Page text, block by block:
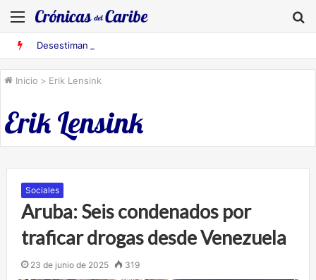
Menú
Inicio > Erik Lensink
Erik Lensink
Sociales
Aruba: Seis condenados por
traficar drogas desde Venezuela
23 de junio de 2025 319